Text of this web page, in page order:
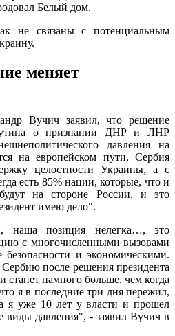
Белый дом.
не связаны с потенциальным
меняет
Вучич заявил, что решение
о признании ДНР и ЛНР
давления на
на европейском пути, Сербия
целостности Украины, а с
есть 85% нации, которые, что и
на стороне России, и это
имею дело".
наша позиция нелегка…, это
с многочисленными вызовами
и экономическими.
после решения президента
намного больше, чем когда
я в последние три дня пережил,
я уже 10 лет у власти и прошел
виды давления", - заявил Вучич в